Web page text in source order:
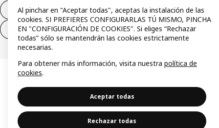
Desistimiento del contrato
Desistimiento de solo servicios
Al pinchar en "Aceptar todas", aceptas la instalación de las
cookies. SI PREFIERES CONFIGURARLAS TÚ MISMO, PINCHA
EN "CONFIGURACIÓN DE COOKIES". Si eliges “Rechazar
todas” sólo se mantendrán las cookies estrictamente
necesarias.
Para obtener más información, visita nuestra política de
cookies.
Aceptar todas
Rechazar todas